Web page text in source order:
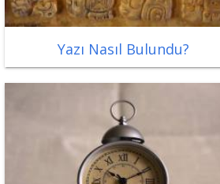
Yazı Nasıl Bulundu?